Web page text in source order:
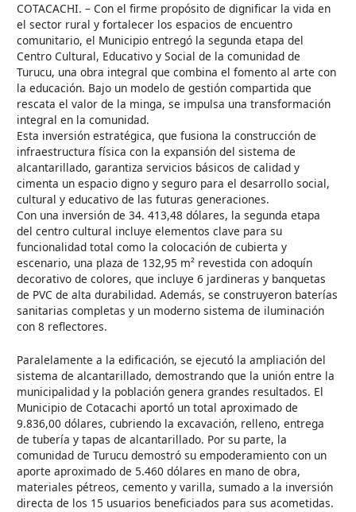
COTACACHI. – Con el firme propósito de dignificar la vida en
el sector rural y fortalecer los espacios de encuentro
comunitario, el Municipio entregó la segunda etapa del
Centro Cultural, Educativo y Social de la comunidad de
Turucu, una obra integral que combina el fomento al arte con
la educación. Bajo un modelo de gestión compartida que
rescata el valor de la minga, se impulsa una transformación
integral en la comunidad.
Esta inversión estratégica, que fusiona la construcción de
infraestructura física con la expansión del sistema de
alcantarillado, garantiza servicios básicos de calidad y
cimenta un espacio digno y seguro para el desarrollo social,
cultural y educativo de las futuras generaciones.
Con una inversión de 34. 413,48 dólares, la segunda etapa
del centro cultural incluye elementos clave para su
funcionalidad total como la colocación de cubierta y
escenario, una plaza de 132,95 m² revestida con adoquín
decorativo de colores, que incluye 6 jardineras y banquetas
de PVC de alta durabilidad. Además, se construyeron baterías
sanitarias completas y un moderno sistema de iluminación
con 8 reflectores.
Paralelamente a la edificación, se ejecutó la ampliación del
sistema de alcantarillado, demostrando que la unión entre la
municipalidad y la población genera grandes resultados. El
Municipio de Cotacachi aportó un total aproximado de
9.836,00 dólares, cubriendo la excavación, relleno, entrega
de tubería y tapas de alcantarillado. Por su parte, la
comunidad de Turucu demostró su empoderamiento con un
aporte aproximado de 5.460 dólares en mano de obra,
materiales pétreos, cemento y varilla, sumado a la inversión
directa de los 15 usuarios beneficiados para sus acometidas.